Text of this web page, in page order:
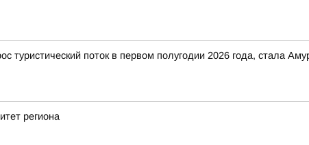
туристический поток в первом полугодии 2026 года, стала
региона